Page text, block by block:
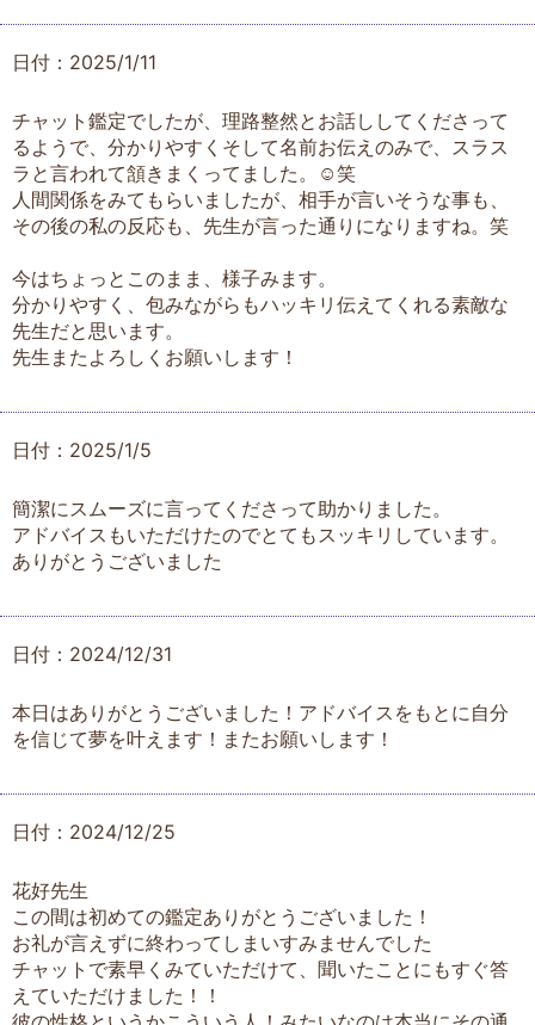
日付：2025/1/11
チャット鑑定でしたが、理路整然とお話ししてくださって
るようで、分かりやすくそして名前お伝えのみで、スラス
ラと言われて頷きまくってました。☺️笑
人間関係をみてもらいましたが、相手が言いそうな事も、
その後の私の反応も、先生が言った通りになりますね。笑
今はちょっとこのまま、様子みます。
分かりやすく、包みながらもハッキリ伝えてくれる素敵な
先生だと思います。
先生またよろしくお願いします！
日付：2025/1/5
簡潔にスムーズに言ってくださって助かりました。
アドバイスもいただけたのでとてもスッキリしています。
ありがとうございました
日付：2024/12/31
本日はありがとうございました！アドバイスをもとに自分
を信じて夢を叶えます！またお願いします！
日付：2024/12/25
花好先生
この間は初めての鑑定ありがとうございました！
お礼が言えずに終わってしまいすみませんでした
チャットで素早くみていただけて、聞いたことにもすぐ答
えていただけました！！